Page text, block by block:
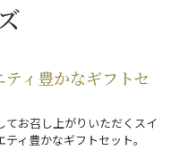
ティ豊かなギフトセ
お召し上がりいただくスイ
ィ豊かなギフトセット。